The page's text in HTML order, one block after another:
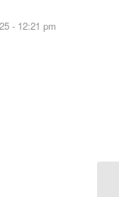
- 12:21 pm